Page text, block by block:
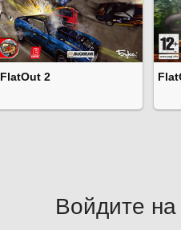
FlatOut 2
Войдите на